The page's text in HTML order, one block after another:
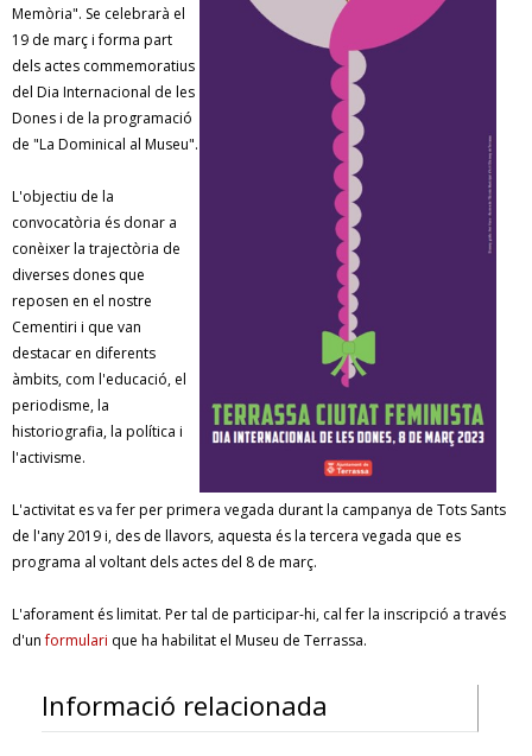
Memòria". Se celebrarà el
19 de març i forma part
dels actes commemoratius
del Dia Internacional de les
Dones i de la programació
de "La Dominical al Museu".
L'objectiu de la
convocatòria és donar a
conèixer la trajectòria de
diverses dones que
reposen en el nostre
Cementiri i que van
destacar en diferents
àmbits, com l'educació, el
periodisme, la
historiografia, la política i
l'activisme.
L'activitat es va fer per primera vegada durant la campanya de Tots Sants
de l'any 2019 i, des de llavors, aquesta és la tercera vegada que es
programa al voltant dels actes del 8 de març.
L'aforament és limitat. Per tal de participar-hi, cal fer la inscripció a través
d'unformulari que ha habilitat el Museu de Terrassa.
Informació relacionada